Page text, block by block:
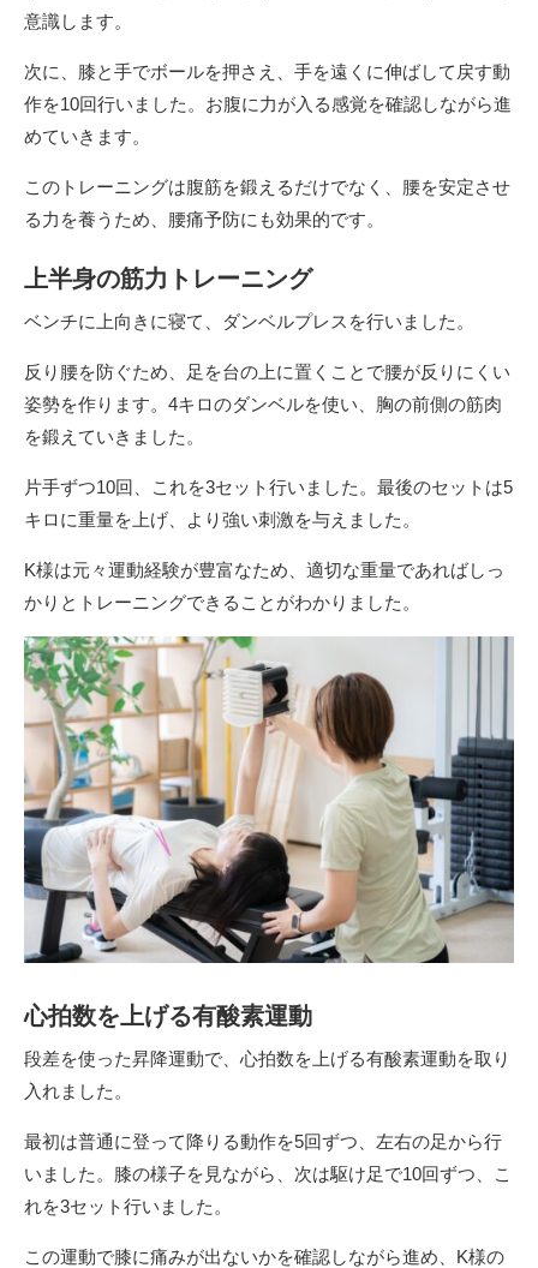
意識します。
次に、膝と手でボールを押さえ、手を遠くに伸ばして戻す動
作を10回行いました。お腹に力が入る感覚を確認しながら進
めていきます。
このトレーニングは腹筋を鍛えるだけでなく、腰を安定させ
る力を養うため、腰痛予防にも効果的です。
上半身の筋力トレーニング
ベンチに上向きに寝て、ダンベルプレスを行いました。
反り腰を防ぐため、足を台の上に置くことで腰が反りにくい
姿勢を作ります。4キロのダンベルを使い、胸の前側の筋肉
を鍛えていきました。
片手ずつ10回、これを3セット行いました。最後のセットは5
キロに重量を上げ、より強い刺激を与えました。
K様は元々運動経験が豊富なため、適切な重量であればしっ
かりとトレーニングできることがわかりました。
心拍数を上げる有酸素運動
段差を使った昇降運動で、心拍数を上げる有酸素運動を取り
入れました。
最初は普通に登って降りる動作を5回ずつ、左右の足から行
いました。膝の様子を見ながら、次は駆け足で10回ずつ、こ
れを3セット行いました。
この運動で膝に痛みが出ないかを確認しながら進め、K様の